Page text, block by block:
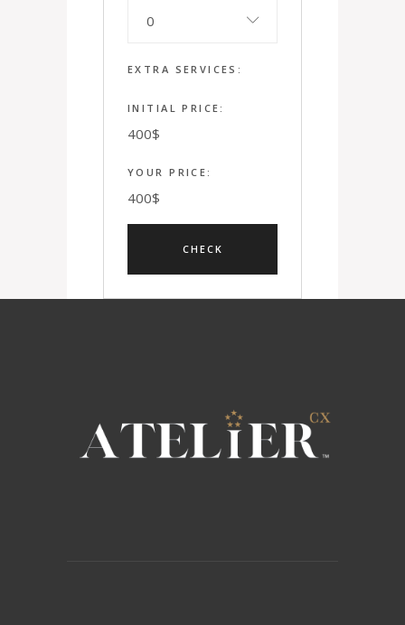
0
EXTRA SERVICES:
INITIAL PRICE:
400$
YOUR PRICE:
400$